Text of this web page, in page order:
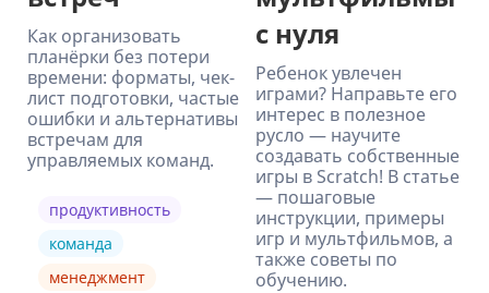
Как организовать
планёрки без потери
времени: форматы, чек-
лист подготовки, частые
ошибки и альтернативы
встречам для
управляемых команд.
продуктивность
команда
менеджмент
с нуля
Ребенок увлечен
играми? Направьте его
интерес в полезное
русло — научите
создавать собственные
игры в Scratch! В статье
— пошаговые
инструкции, примеры
игр и мультфильмов, а
также советы по
обучению.